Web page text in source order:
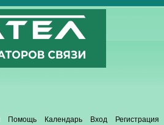
Помощь Календарь Вход Регистрация